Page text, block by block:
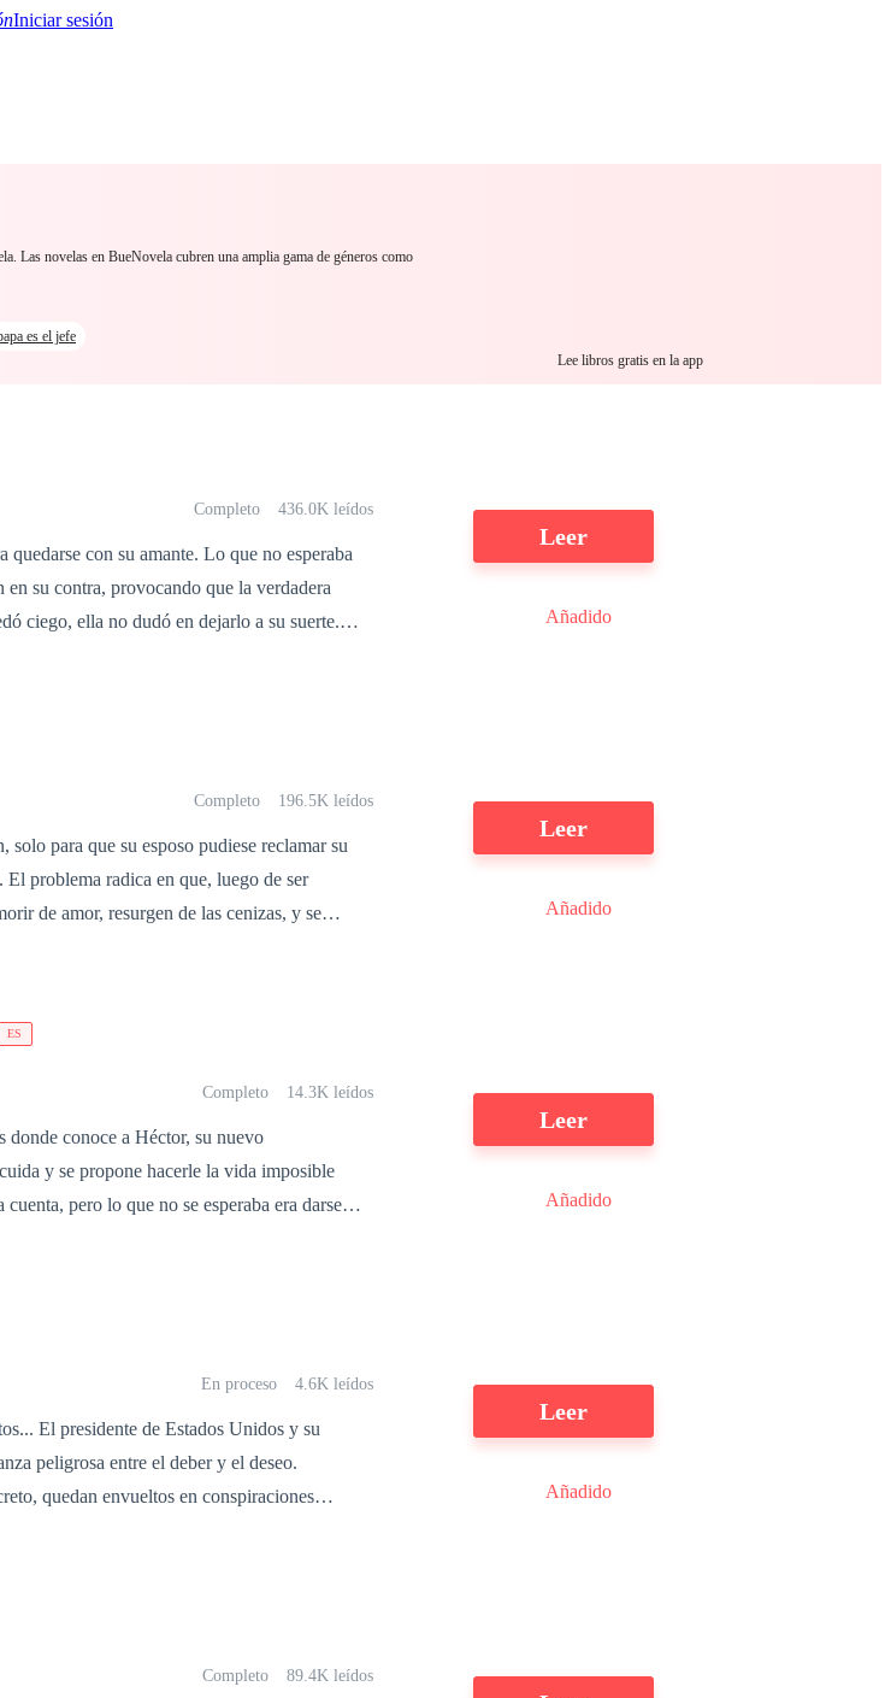
Iniciar sesión
Misterio/ThrillerOrientalJuegosHistoriaMM Romance
Las novelas en BueNovela cubren una amplia gama de géneros como
es el jefe
Lee libros gratis en la app
Completo 436.0K leídos
con su amante. Lo que no esperaba
su contra, provocando que la verdadera
ciego, ella no dudó en dejarlo a su suerte.
el amor o la habrá perdido para
Leer
Añadido
Completo 196.5K leídos
para que su esposo pudiese reclamar su
de amor, resurgen de las cenizas, y se
Leer
Añadido
ES
Completo 14.3K leídos
donde conoce a Héctor, su nuevo
y se propone hacerle la vida imposible
pero lo que no se esperaba era darse
Leer
Añadido
En proceso 4.6K leídos
El presidente de Estados Unidos y su
peligrosa entre el deber y el deseo.
quedan envueltos en conspiraciones
Leer
Añadido
Completo 89.4K leídos